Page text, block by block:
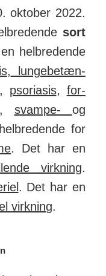
oktober 2022.
sort
hel­bre­dende
, lunge­be­tæn­
pso­riasis, for­
, svampe- og
for
. Det har en
virk­ning.
. Det har en
virk­ning.